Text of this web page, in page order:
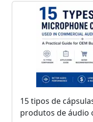
15 tipos de
produtos de áudio